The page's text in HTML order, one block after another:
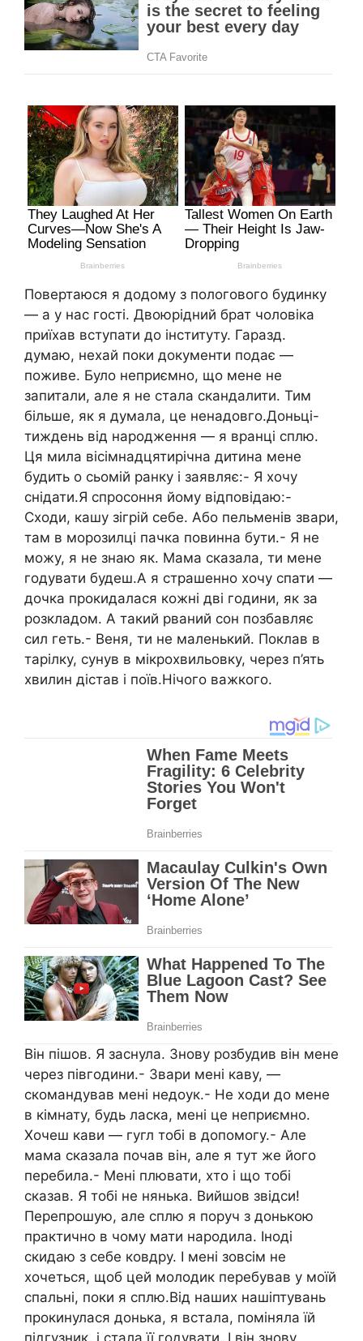
Повертаюся я додому з пологового будинку
— а у нас гості. Двоюрідний брат чоловіка
приїхав вступати до інституту. Гаразд.
думаю, нехай поки документи подає —
поживе. Було неприємно, що мене не
запитали, але я не стала скандалити. Тим
більше, як я думала, це ненадовго.Доньці-
тиждень від народження — я вранці сплю.
Ця мила вісімнадцятирічна дитина мене
будить о сьомій ранку і заявляє:- Я хочу
снідати.Я спросоння йому відповідаю:-
Сходи, кашу зігрій себе. Або пельменів звари,
там в морозилці пачка повинна бути.- Я не
можу, я не знаю як. Мама сказала, ти мене
годувати будеш.А я страшенно хочу спати —
дочка прокидалася кожні дві години, як за
розкладом. А такий рваний сон позбавляє
сил геть.- Веня, ти не маленький. Поклав в
тарілку, сунув в мікрохвильовку, через п’ять
хвилин дістав і поїв.Нічого важкого.
Він пішов. Я заснула. Знову розбудив він мене
через півгодини.- Звари мені каву, —
скомандував мені недоук.- Не ходи до мене
в кімнату, будь ласка, мені це неприємно.
Хочеш кави — гугл тобі в допомогу.- Але
мама сказала почав він, але я тут же його
перебила.- Мені плювати, хто і що тобі
сказав. Я тобі не нянька. Вийшов звідси!
Перепрошую, але сплю я поруч з донькою
практично в чому мати народила. Іноді
скидаю з себе ковдру. І мені зовсім не
хочеться, щоб цей молодик перебував у моїй
спальні, поки я сплю.Від наших нашіптувань
прокинулася донька, я встала, поміняла їй